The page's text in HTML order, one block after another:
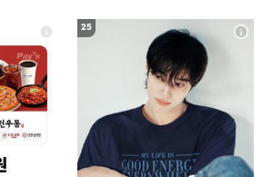
25